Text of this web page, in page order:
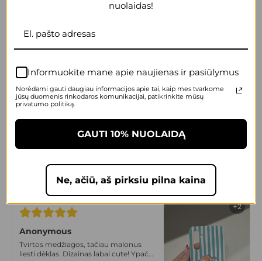
Anonymous
laikyti rankose. Dizainas irgi super!
Tikrai vienas geriausių sprendimų
gera kokybė, tvirtas.
Anonymous
Tvirtos medžiagos, tačiau malonus
liesti dėklas. Dizainas labai cute! Ypač
+2
nuolaidas!
Informuokite mane apie naujienas ir pasiūlymus
Norėdami gauti daugiau informacijos apie tai, kaip mes tvarkome
jūsų duomenis rinkodaros komunikacijai, patikrinkite mūsų
privatumo politiką.
GAUTI 10% NUOLAIDĄ
Ne, ačiū, aš pirksiu pilna kaina